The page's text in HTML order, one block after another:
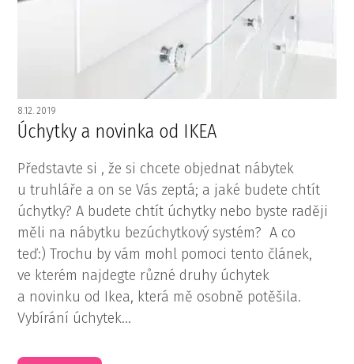
8.12. 2019
Úchytky a novinka od IKEA
Představte si , že si chcete objednat nábytek
u truhláře a on se Vás zeptá; a jaké budete chtít
úchytky? A budete chtít úchytky nebo byste raději
měli na nábytku bezúchytkový systém? A co
teď:) Trochu by vám mohl pomoci tento článek,
ve kterém najdegte různé druhy úchytek
a novinku od Ikea, která mě osobně potěšila.
Vybírání úchytek...